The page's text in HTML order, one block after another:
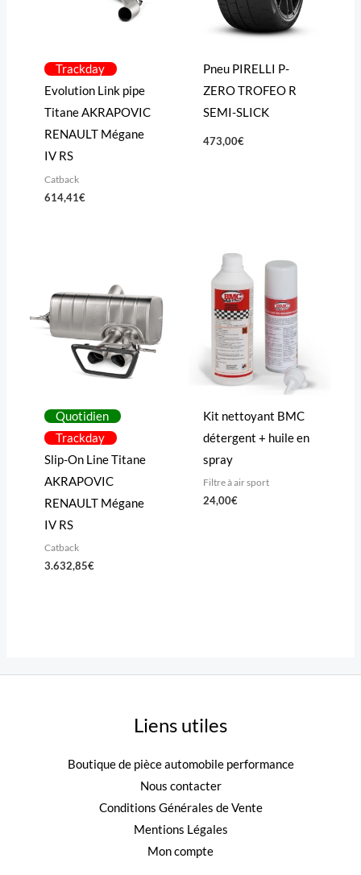
Trackday
Evolution Link pipe
Titane AKRAPOVIC
RENAULT Mégane
IV RS
Catback
614,41€
Pneu PIRELLI P-
ZERO TROFEO R
SEMI-SLICK
473,00€
Quotidien
Trackday
Slip-On Line Titane
AKRAPOVIC
RENAULT Mégane
IV RS
Catback
3.632,85€
Kit nettoyant BMC
détergent + huile en
spray
Filtre à air sport
24,00€
Liens utiles
Boutique de pièce automobile performance
Nous contacter
Conditions Générales de Vente
Mentions Légales
Mon compte